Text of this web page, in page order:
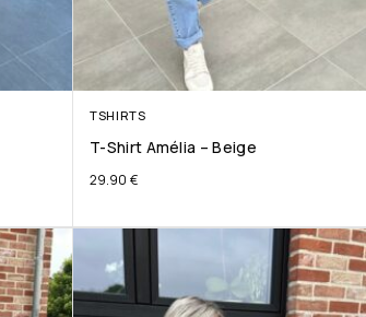
TSHIRTS
T-Shirt Amélia – Beige
29.90 €